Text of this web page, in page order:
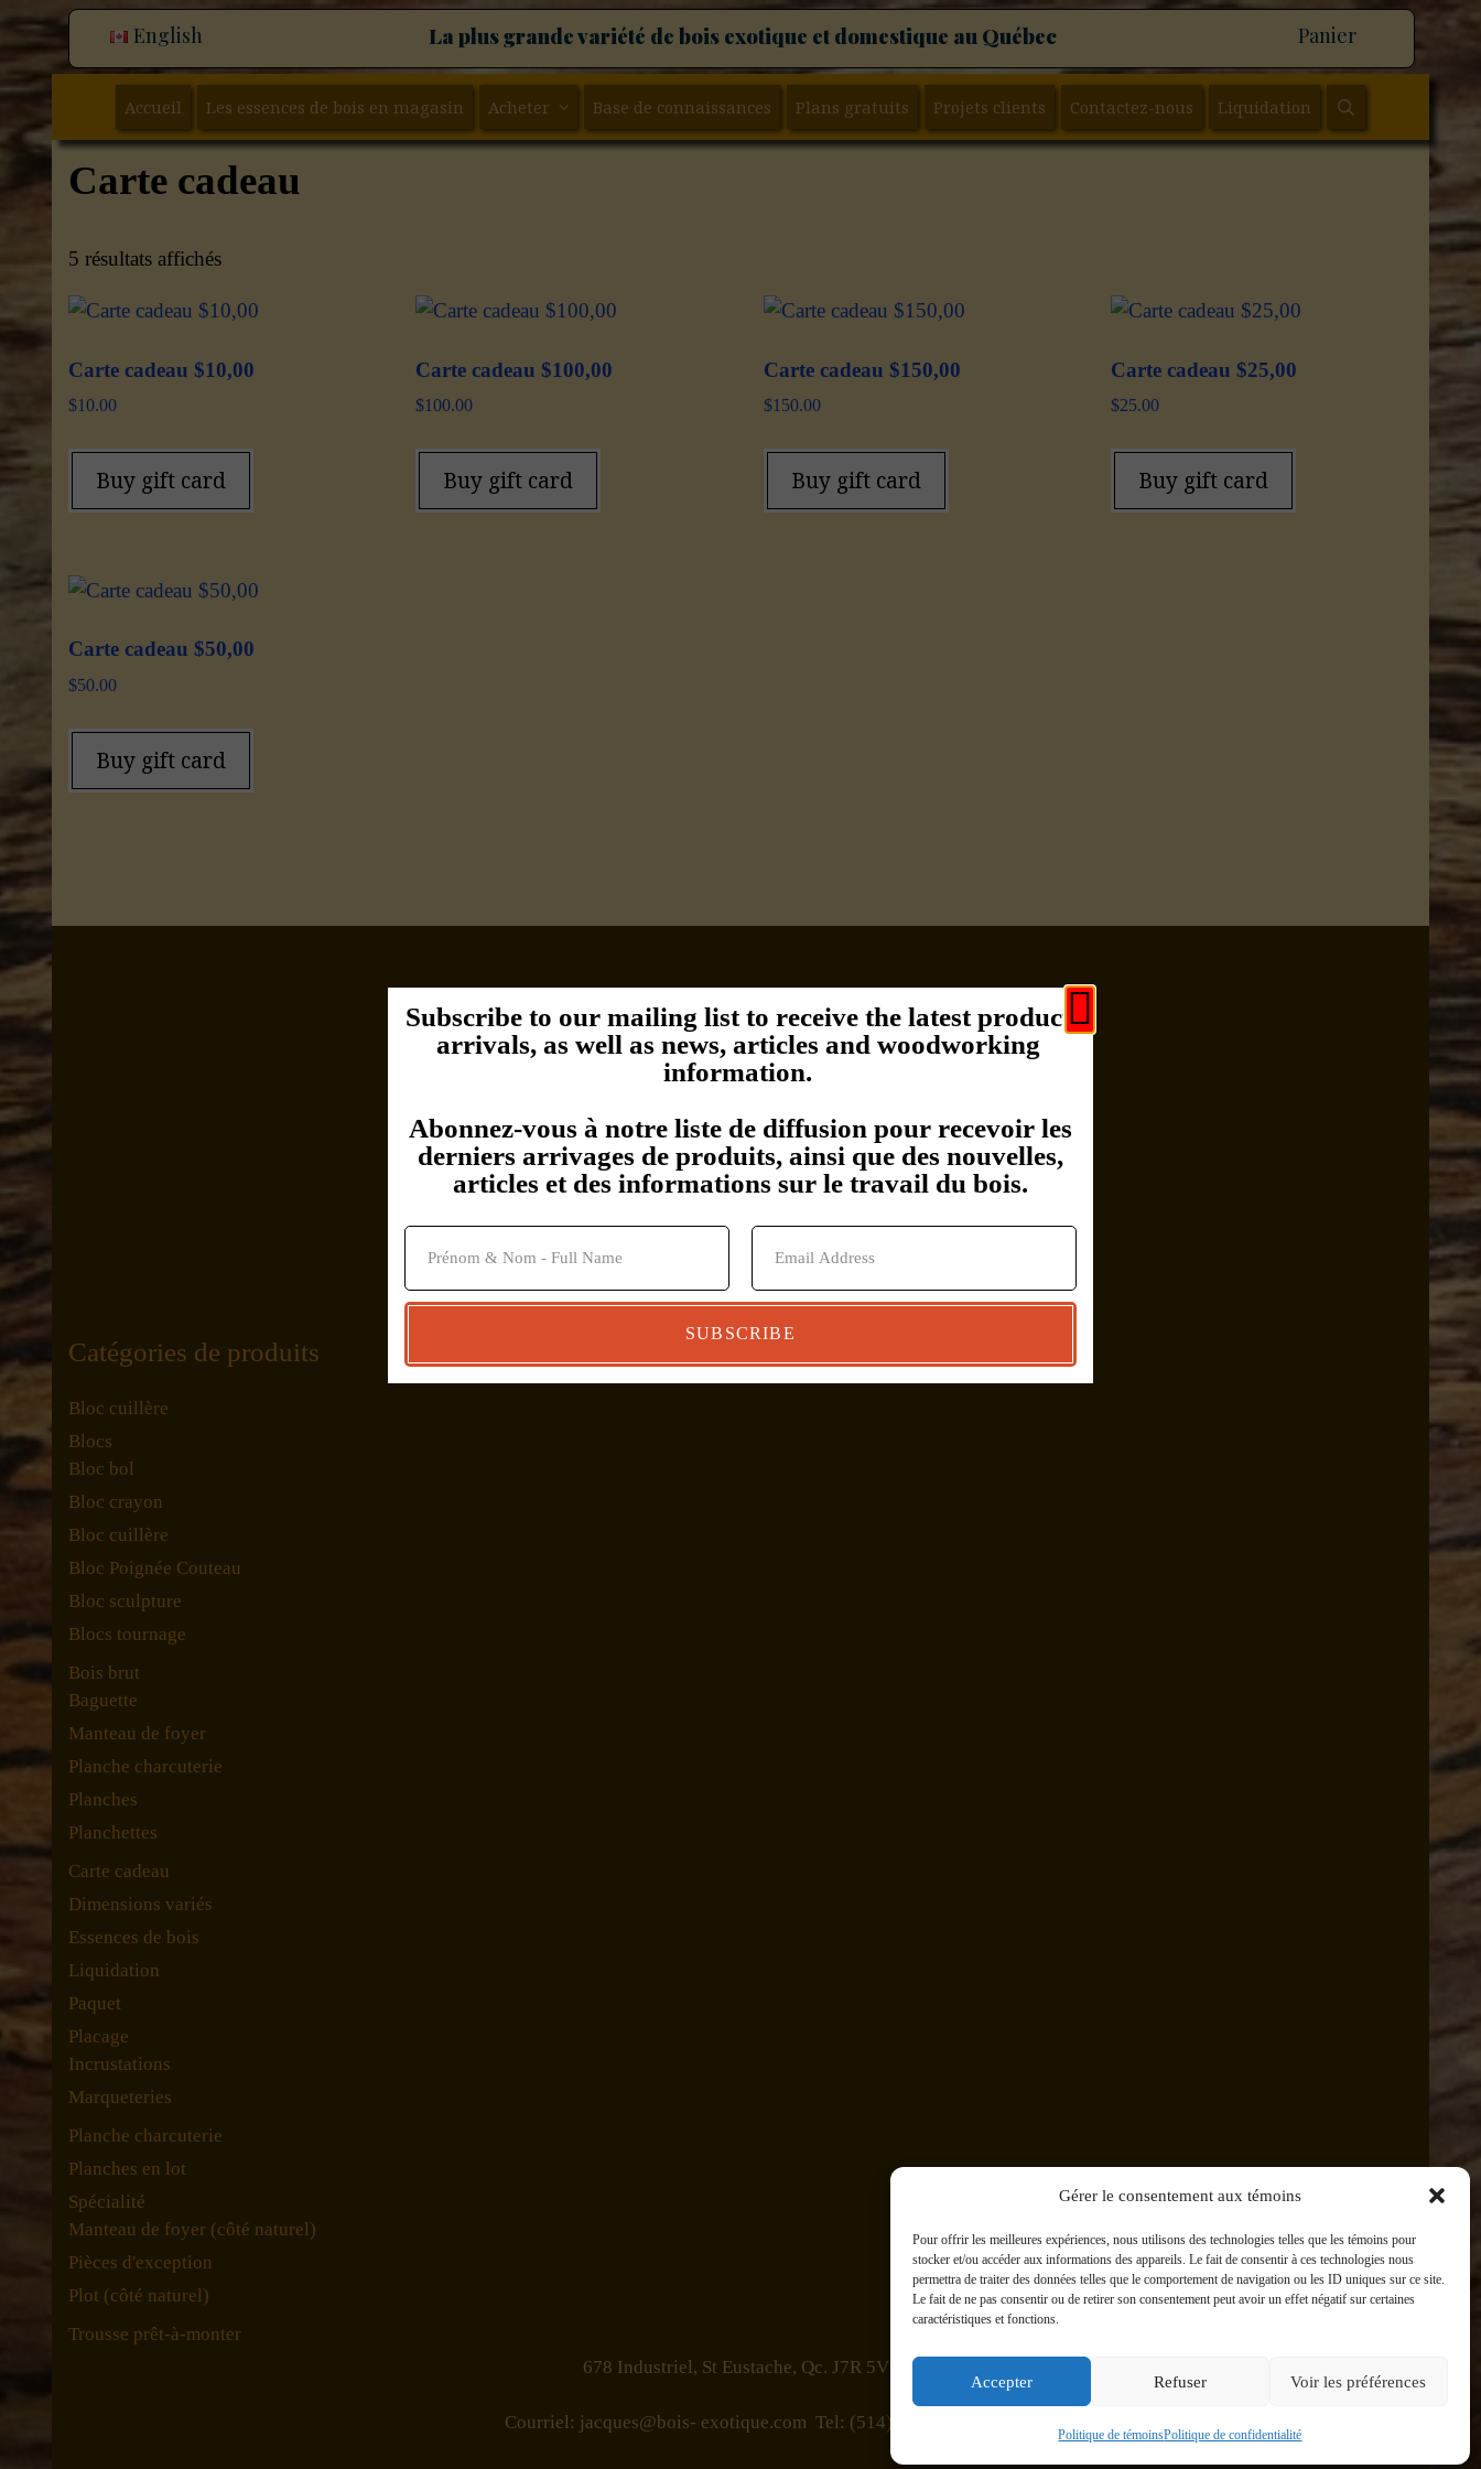
Gérer le consentement aux témoins
Pour offrir les meilleures expériences, nous utilisons des technologies telles que les témoins pour
stocker et/ou accéder aux informations des appareils. Le fait de consentir à ces technologies nous
permettra de traiter des données telles que le comportement de navigation ou les ID uniques sur ce site.
Le fait de ne pas consentir ou de retirer son consentement peut avoir un effet négatif sur certaines
caractéristiques et fonctions.
Accepter Refuser Voir les préférences
Politique de témoinsPolitique de confidentialité
English La plus grande variété de bois exotique et domestique au Québec Panier
Accueil Les essences de bois en magasin Acheter Base de connaissances Plans gratuits Projets clients Contactez-nous Liquidation
Carte cadeau
5 résultats affichés
Carte cadeau $10,00
$10.00
Buy gift card
Carte cadeau $100,00
$100.00
Buy gift card
Carte cadeau $150,00
$150.00
Buy gift card
Carte cadeau $25,00
$25.00
Buy gift card
Carte cadeau $50,00
$50.00
Buy gift card
*** Offrez une carte cadeau ***
678 Industriel, St Eustache, Qc. J7R 5V3
Courriel: jacques@bois-exotique.comTel: (514) 893- 6507
Bois-Exotique.com © Tous droits réservés.
Élaboration du site:Média WebDesign/ Gestion du site:Bois-Exotique.com
Catégories de produits
Bloc cuillère
Blocs
Bloc bol
Bloc crayon
Bloc cuillère
Bloc Poignée Couteau
Bloc sculpture
Blocs tournage
Bois brut
Baguette
Manteau de foyer
Planche charcuterie
Planches
Planchettes
Carte cadeau
Dimensions variés
Essences de bois
Liquidation
Paquet
Placage
Incrustations
Marqueteries
Planche charcuterie
Planches en lot
Spécialité
Manteau de foyer (côté naturel)
Pièces d'exception
Plot (côté naturel)
Trousse prêt-à-monter
678 Industriel, St Eustache, Qc. J7R 5V3
Courriel: jacques@bois- exotique.com Tel: (514) 893- 6507
Subscribe to our mailing list to receive the latest product
arrivals, as well as news, articles and woodworking
information.
Abonnez-vous à notre liste de diffusion pour recevoir les
derniers arrivages de produits, ainsi que des nouvelles,
articles et des informations sur le travail du bois.
SUBSCRIBE